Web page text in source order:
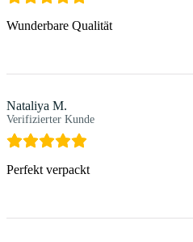
Wunderbare Qualität
Nataliya M.
Verifizierter Kunde
Perfekt verpackt